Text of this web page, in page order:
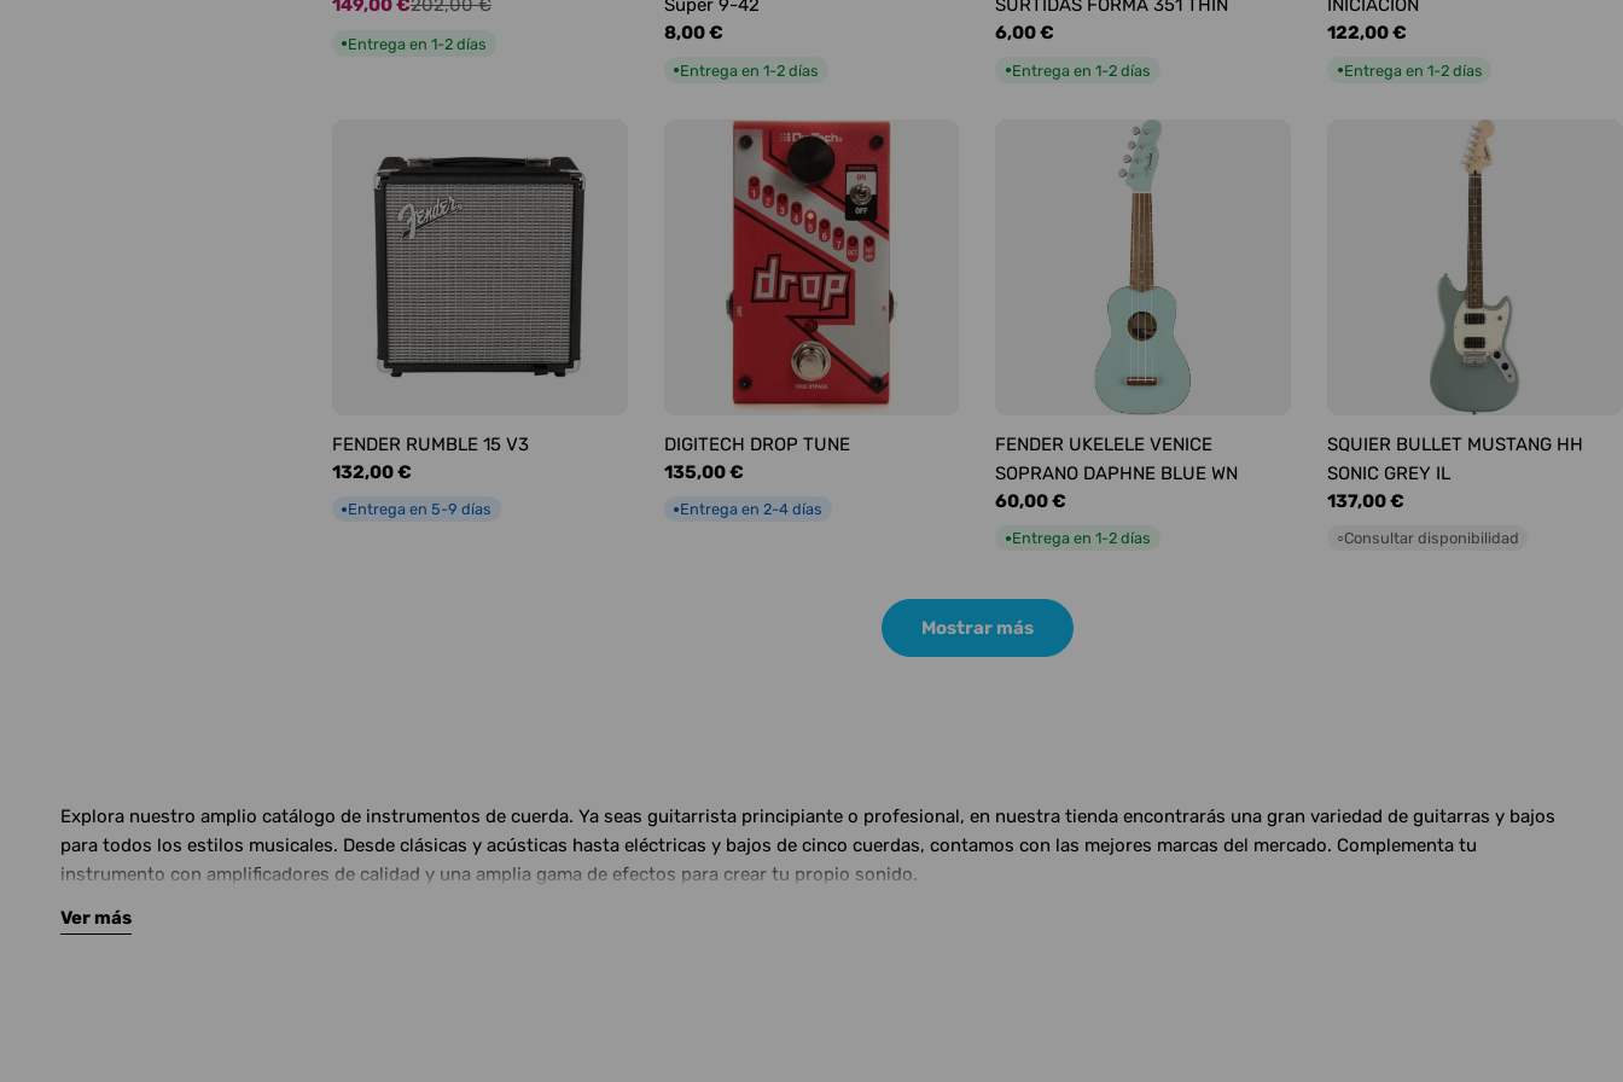
Precio
de
149,00 €
Precio
habitual
202,00 €
●Entrega en 1-2 días
Super 9-42
Precio
8,00 €
●Entrega en 1-2 días
SURTIDAS FORMA 351 THIN
Precio
6,00 €
●Entrega en 1-2 días
INICIACIÓN
Precio
122,00 €
●Entrega en 1-2 días
FENDER RUMBLE 15 V3
Precio
132,00 €
●Entrega en 5-9 días
DIGITECH DROP TUNE
Precio
135,00 €
●Entrega en 2-4 días
FENDER UKELELE VENICE
SOPRANO DAPHNE BLUE WN
Precio
60,00 €
●Entrega en 1-2 días
SQUIER BULLET MUSTANG HH
SONIC GREY IL
Precio
137,00 €
○Consultar disponibilidad
Mostrar más
Explora nuestro amplio catálogo de instrumentos de cuerda. Ya seas guitarrista principiante o profesional, en nuestra tienda encontrarás una gran variedad de guitarras y bajos
para todos los estilos musicales. Desde clásicas y acústicas hasta eléctricas y bajos de cinco cuerdas, contamos con las mejores marcas del mercado. Complementa tu
instrumento con amplificadores de calidad y una amplia gama de efectos para crear tu propio sonido.
Ver más